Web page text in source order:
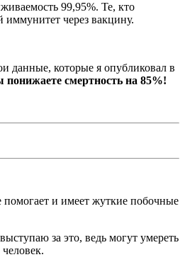
99,95%. Те, кто
иммунитет через вакцину.
данные, которые я опубликовал в
смертность на 85%!
помогает и имеет жуткие побочные
за это, ведь могут умереть